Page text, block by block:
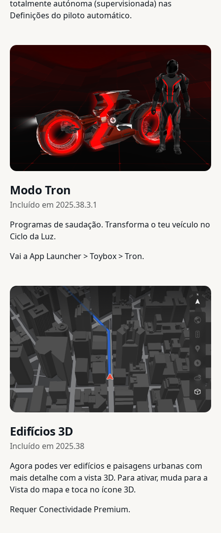
totalmente autónoma (supervisionada) nas
Definições do piloto automático.
Modo Tron
Incluído em 2025.38.3.1
Programas de saudação. Transforma o teu veículo no
Ciclo da Luz.
Vai a App Launcher > Toybox > Tron.
Edifícios 3D
Incluído em 2025.38
Agora podes ver edifícios e paisagens urbanas com
mais detalhe com a vista 3D. Para ativar, muda para a
Vista do mapa e toca no ícone 3D.
Requer Conectividade Premium.